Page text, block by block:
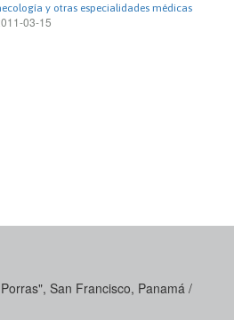
y otras especialidades médicas
03-15
San Francisco, Panamá /